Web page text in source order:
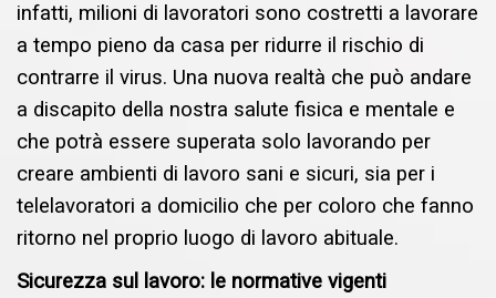
infatti, milioni di lavoratori sono costretti a lavorare
a tempo pieno da casa per ridurre il rischio di
contrarre il virus. Una nuova realtà che può andare
a discapito della nostra salute fisica e mentale e
che potrà essere superata solo lavorando per
creare ambienti di lavoro sani e sicuri, sia per i
telelavoratori a domicilio che per coloro che fanno
ritorno nel proprio luogo di lavoro abituale.
Sicurezza sul lavoro: le normative vigenti